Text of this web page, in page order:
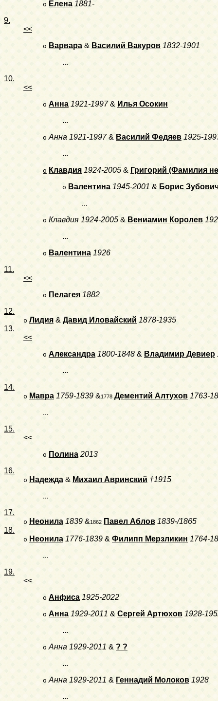
o Елена 1881-
9.
<<
o Варвара & Василий Вакуров 1832-1901
...
10.
<<
o Анна 1921-1997& Илья Осокин
...
o Анна 1921-1997& Василий Федяев 1925-
...
o Клавдия 1924-2005 & Григорий (Фамилия
o Валентина 1945-2001 & Борис
...
o Клавдия 1924-2005 & Вениамин Королев
...
o Валентина 1926
11.
<<
o Пелагея 1882
12.
o Лидия & Давид Иловайский 1878-1935
13.
<<
o Александра 1800-1848 & Владимир Девиер
...
14.
o Мавра 1759-1839 &1778 Дементий Алтухов 1763-
...
15.
<<
o Полина 2013
16.
o Надежда & Михаил Авринский †1915
...
17.
o Неонила 1839 &1862 Павел Аблов 1839-/1865
18.
o Неонила 1776-1839 & Филипп Мерзликин 1764-
...
19.
<<
o Анфиса 1925-2022
o Анна 1929-2011 & Сергей Артюхов 1928-
...
o Анна 1929-2011 & ? ?
...
o Анна 1929-2011 & Геннадий Молоков 1928
...